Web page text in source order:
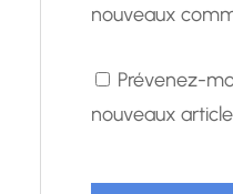
nouveaux
Prévenez-
nouveaux